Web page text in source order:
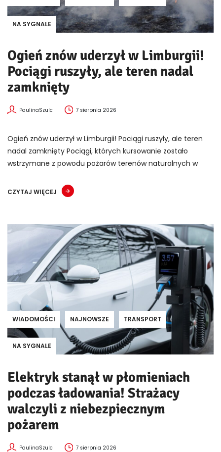
NA SYGNALE
Ogień znów uderzył w Limburgii!
Pociągi ruszyły, ale teren nadal
zamknięty
PaulinaSzulc 7 sierpnia 2026
Ogień znów uderzył w Limburgii! Pociągi ruszyły, ale teren
nadal zamknięty Pociągi, których kursowanie zostało
wstrzymane z powodu pożarów terenów naturalnych w
CZYTAJ WIĘCEJ
WIADOMOŚCI NAJNOWSZE TRANSPORT
NA SYGNALE
Elektryk stanął w płomieniach
podczas ładowania! Strażacy
walczyli z niebezpiecznym
pożarem
PaulinaSzulc 7 sierpnia 2026